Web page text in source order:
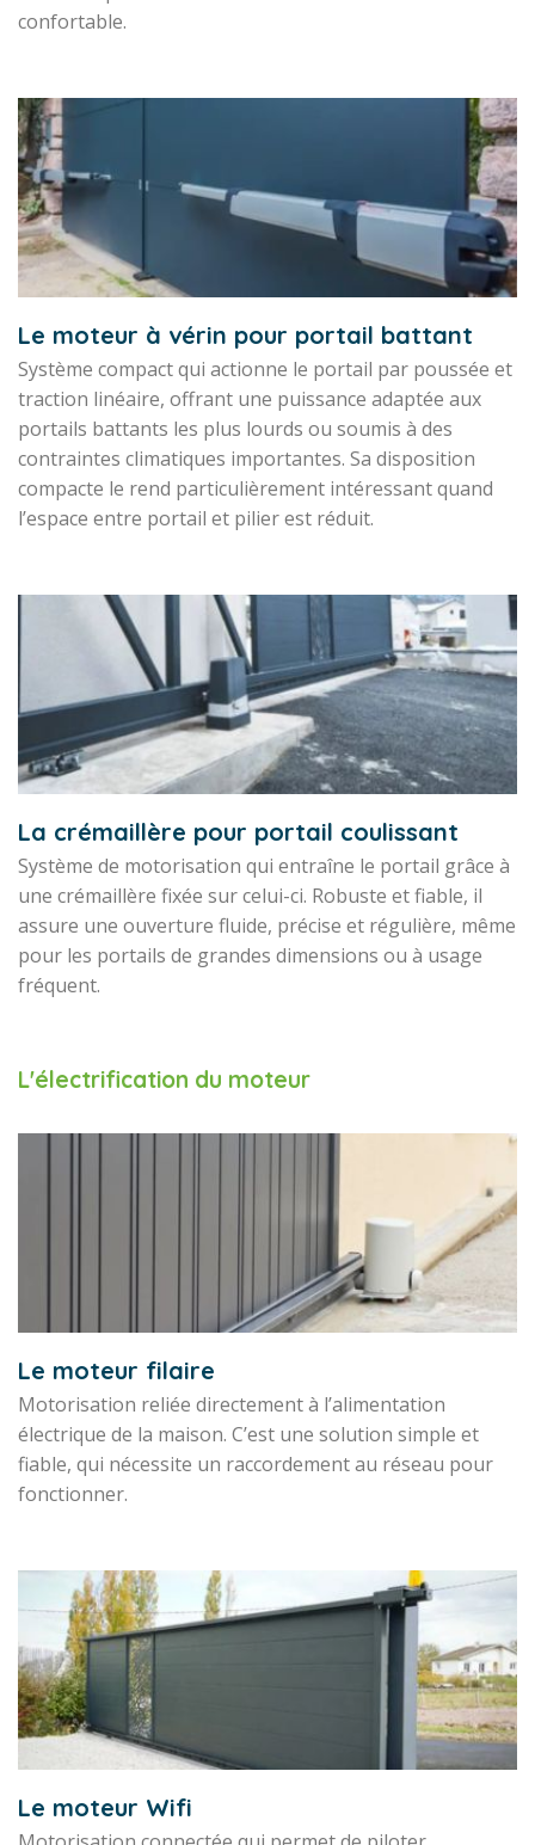
confortable.
Le moteur à vérin pour portail battant
Système compact qui actionne le portail par poussée et
traction linéaire, offrant une puissance adaptée aux
portails battants les plus lourds ou soumis à des
contraintes climatiques importantes. Sa disposition
compacte le rend particulièrement intéressant quand
l’espace entre portail et pilier est réduit.
La crémaillère pour portail coulissant
Système de motorisation qui entraîne le portail grâce à
une crémaillère fixée sur celui-ci. Robuste et fiable, il
assure une ouverture fluide, précise et régulière, même
pour les portails de grandes dimensions ou à usage
fréquent.
L'électrification du moteur
Le moteur filaire
Motorisation reliée directement à l’alimentation
électrique de la maison. C’est une solution simple et
fiable, qui nécessite un raccordement au réseau pour
fonctionner.
Le moteur Wifi